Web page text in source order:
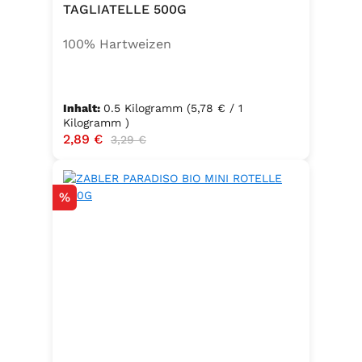
TAGLIATELLE 500G
100% Hartweizen
Inhalt: 0.5 Kilogramm (5,78 € / 1
Kilogramm )
Verkaufspreis:
2,89 € Regulärer Preis:
3,29 €
Rabatt
%